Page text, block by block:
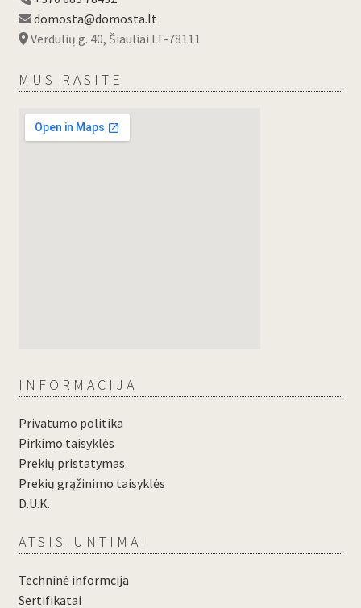
domosta@domosta.lt
Verdulių g. 40, Šiauliai LT-78111
MUS RASITE
INFORMACIJA
Privatumo politika
Pirkimo taisyklės
Prekių pristatymas
Prekių grąžinimo taisyklės
D.U.K.
ATSISIUNTIMAI
Techninė informcija
Sertifikatai